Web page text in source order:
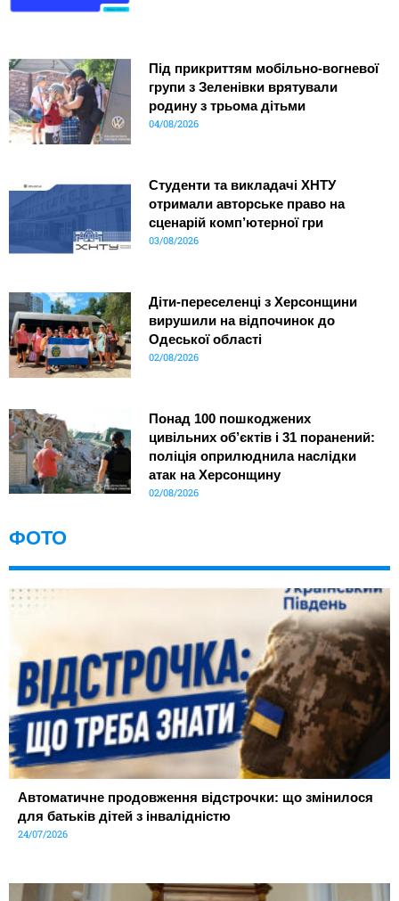
Під прикриттям мобільно-вогневої
групи з Зеленівки врятували
родину з трьома дітьми
04/08/2026
Студенти та викладачі ХНТУ
отримали авторське право на
сценарій комп’ютерної гри
03/08/2026
Діти-переселенці з Херсонщини
вирушили на відпочинок до
Одеської області
02/08/2026
Понад 100 пошкоджених
цивільних об’єктів і 31 поранений:
поліція оприлюднила наслідки
атак на Херсонщину
02/08/2026
ФОТО
Автоматичне продовження відстрочки: що змінилося
для батьків дітей з інвалідністю
24/07/2026